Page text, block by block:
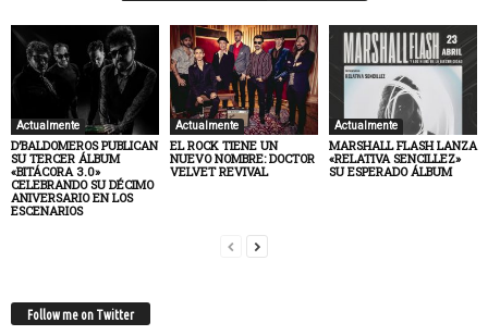
Actualmente
D’BALDOMEROS PUBLICAN
SU TERCER ÁLBUM
«BITÁCORA 3.0»
CELEBRANDO SU DÉCIMO
ANIVERSARIO EN LOS
ESCENARIOS
Actualmente
EL ROCK TIENE UN
NUEVO NOMBRE: DOCTOR
VELVET REVIVAL
Actualmente
MARSHALL FLASH LANZA
«RELATIVA SENCILLEZ»
SU ESPERADO ÁLBUM
Follow me on Twitter